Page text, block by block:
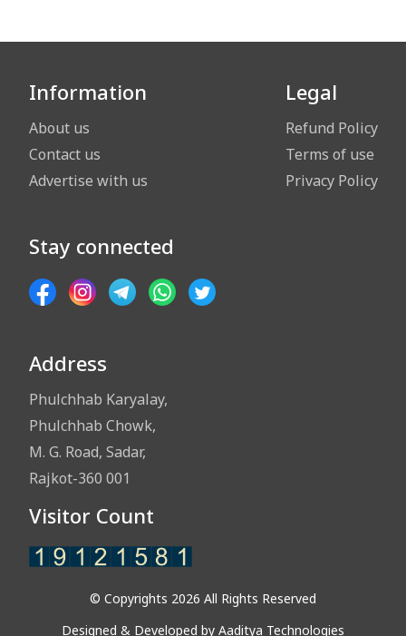
Information
About us
Contact us
Advertise with us
Legal
Refund Policy
Terms of use
Privacy Policy
Stay connected
Address
Phulchhab Karyalay,
Phulchhab Chowk,
M. G. Road, Sadar,
Rajkot-360 001
Visitor Count
© Copyrights 2026 All Rights Reserved
Designed & Developed by Aaditya Technologies